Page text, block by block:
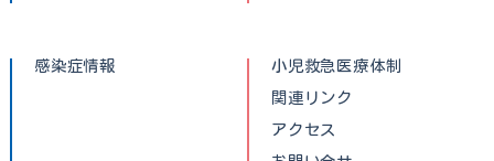
感染症情報
小児救急医療体制
関連リンク
アクセス